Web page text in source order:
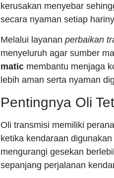
kerusakan menyebar
secara nyaman setiap
Melalui layanan perbaikan
menyeluruh agar sumber
matic membantu menjaga
lebih aman serta nyaman
Pentingnya Oli
Oli transmisi memiliki
ketika kendaraan
mengurangi gesekan
sepanjang perjalanan